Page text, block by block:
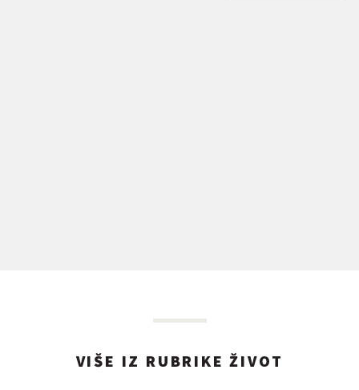
VIŠE IZ RUBRIKE ŽIVOT